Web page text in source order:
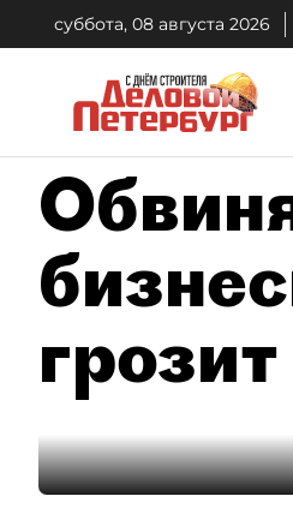
суббота, 08 августа 2026